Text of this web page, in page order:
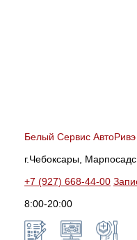
Белый Сервис АвтоРивэ
г.Чебоксары,
+7 (927) 668-44-00
8:00-20:00